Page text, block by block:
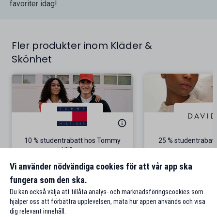
favoriter idag!
Fler produkter inom Kläder &
Skönhet
10 % studentrabatt hos Tommy
Hilfiger
Gäller på ordinarie pris
Till rabatten
25 %
Vi använder nödvändiga cookies för att vår app ska
fungera som den ska.
Du kan också välja att tillåta analys- och marknadsföringscookies som
hjälper oss att förbättra upplevelsen, mäta hur appen används och visa
dig relevant innehåll.